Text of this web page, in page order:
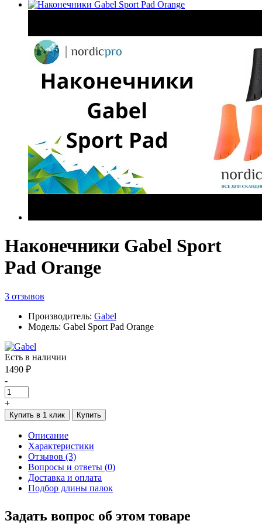
Наконечники Gabel Sport
Pad Orange
3 отзывов
Производитель: Gabel
Модель: Gabel Sport Pad Orange
Есть в наличии
1490 ₽
-
+
Купить в 1 клик Купить
Описание
Характеристики
Отзывов (3)
Вопросы и ответы (0)
Доставка и оплата
Подбор длины палок
Задать вопрос об этом товаре